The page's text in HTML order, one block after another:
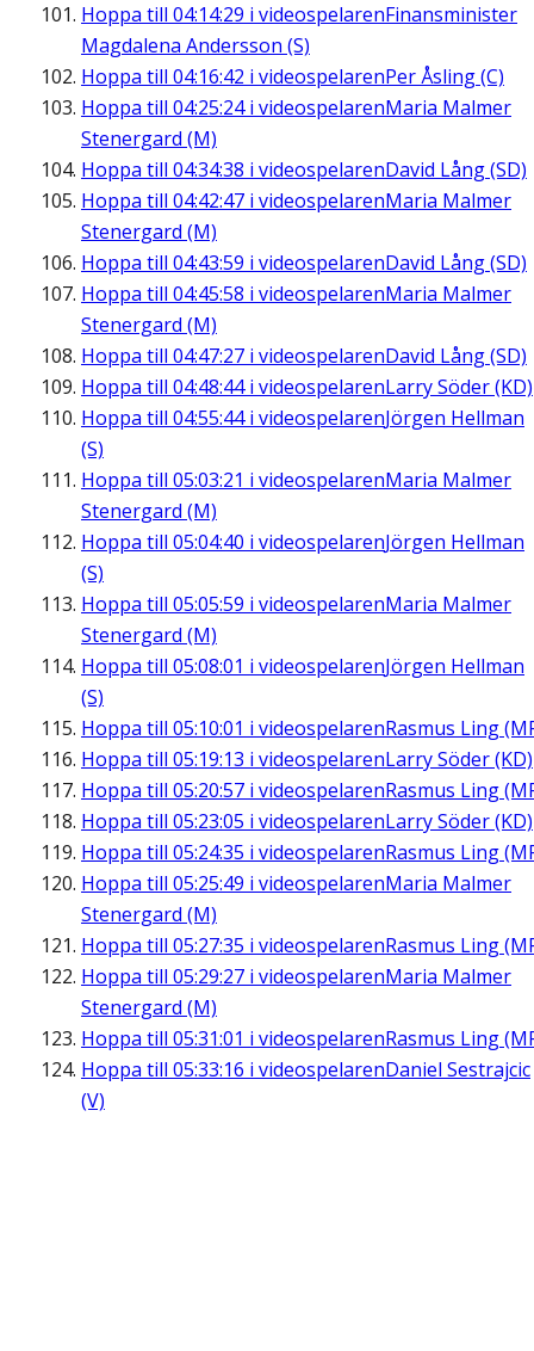
Hoppa till 04:14:29 i videospelarenFinansminister
Magdalena Andersson (S)
Hoppa till 04:16:42 i videospelarenPer Åsling (C)
Hoppa till 04:25:24i videospelarenMaria Malmer
Stenergard (M)
Hoppa till 04:34:38 i videospelarenDavid Lång (SD)
Hoppa till 04:42:47 i videospelarenMaria Malmer
Stenergard (M)
Hoppa till 04:43:59 i videospelarenDavid Lång (SD)
Hoppa till 04:45:58 i videospelarenMaria Malmer
Stenergard (M)
Hoppa till 04:47:27 i videospelarenDavid Lång (SD)
Hoppa till 04:48:44i videospelarenLarry Söder (KD)
Hoppa till 04:55:44i videospelarenJörgen Hellman
(S)
Hoppa till 05:03:21 i videospelarenMaria Malmer
Stenergard (M)
Hoppa till 05:04:40 i videospelarenJörgen Hellman
(S)
Hoppa till 05:05:59 i videospelarenMaria Malmer
Stenergard (M)
Hoppa till 05:08:01 i videospelarenJörgen Hellman
(S)
Hoppa till 05:10:01 i videospelarenRasmus Ling
Hoppa till 05:19:13 i videospelarenLarry Söder (KD)
Hoppa till 05:20:57 i videospelarenRasmus Ling
Hoppa till 05:23:05 i videospelarenLarry Söder (KD)
Hoppa till 05:24:35 i videospelarenRasmus Ling
Hoppa till 05:25:49 i videospelarenMaria Malmer
Stenergard (M)
Hoppa till 05:27:35 i videospelarenRasmus Ling
Hoppa till 05:29:27 i videospelarenMaria Malmer
Stenergard (M)
Hoppa till 05:31:01 i videospelarenRasmus Ling
Hoppa till 05:33:16 i videospelarenDaniel Sestrajcic
(V)